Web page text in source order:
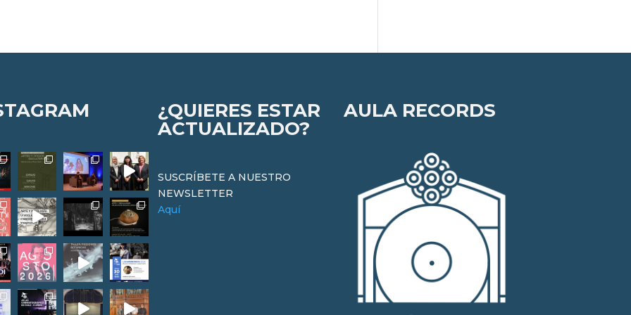
¿QUIERES ESTAR
ACTUALIZADO?
SUSCRÍBETE A NUESTRO
NEWSLETTER
Aquí
AULA RECORDS